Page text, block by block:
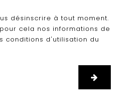
désinscrire à tout moment.
cela nos informations de
conditions d'utilisation du